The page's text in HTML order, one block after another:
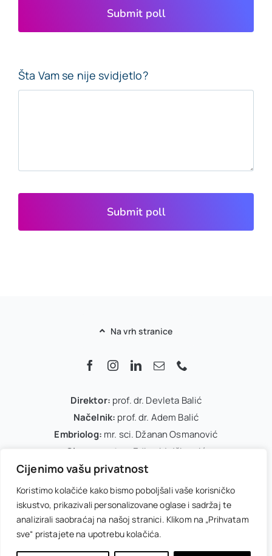
Cijenimo vašu privatnost
Koristimo kolačiće kako bismo poboljšali vaše korisničko
iskustvo, prikazivali personalizovane oglase i sadržaj te
analizirali saobraćaj na našoj stranici. Klikom na „Prihvatam
sve“ pristajete na upotrebu kolačića.
Submit poll
Šta Vam se nije svidjetlo?
Submit poll
Na vrh stranice
Direktor: prof. dr. Devleta Balić
Načelnik: prof. dr. Adem Balić
Embriolog: mr. sci. Džanan Osmanović
Glavna sestra:
Edina Mujčinović
IVF koordinator:Arnela Dedić
Office menadžer:
Melisa Kasumović
Uslovi korištenja Politika privatnosti